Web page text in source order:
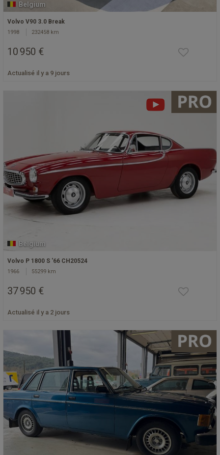
Belgium
Volvo V90 3.0 Break
1998 232458 km
10 950 €
Actualisé il y a 9 jours
Belgium
Volvo P 1800 S '66 CH20524
1966 55299 km
37 950 €
Actualisé il y a 2 jours